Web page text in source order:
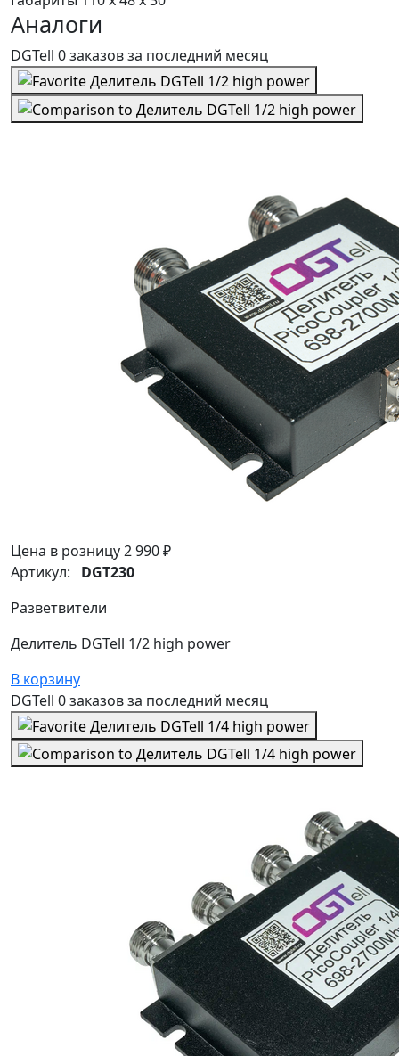
Аналоги
DGTell 0 заказовза последний месяц
Цена в розницу2 990 ₽
Артикул: DGT230
Разветвители
Делитель DGTell 1/2 high power
В корзину
DGTell 0 заказовза последний месяц